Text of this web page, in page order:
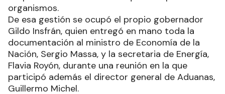
organismos.
De esa gestión se ocupó el propio gobernador
Gildo Insfrán, quien entregó en mano toda la
documentación al ministro de Economía de la
Nación, Sergio Massa, y la secretaria de Energía,
Flavia Royón, durante una reunión en la que
participó además el director general de Aduanas,
Guillermo Michel.